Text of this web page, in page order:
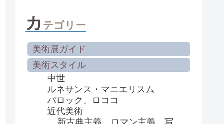
カ テゴリー
美術展ガイド
美術スタイル
中世
ルネサンス・マニエリスム
バロック、ロココ
近代美術